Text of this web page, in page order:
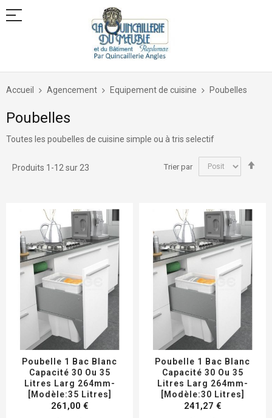
Allez
contenu
Accueil Agencement Equipement de cuisine Poubelles
Poubelles
Toutes les poubelles de cuisine simple ou à tris selectif
Produits 1 -12 sur 23 Trier par
Poubelle 1 Bac Blanc
Capacité 30 Ou 35
Litres Larg 264mm-
[Modèle:35 Litres]
261,00 €
Poubelle 1 Bac Blanc
Capacité 30 Ou 35
Litres Larg 264mm-
[Modèle:30 Litres]
241,27 €